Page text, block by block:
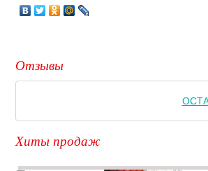
Отзывы
Хиты продаж